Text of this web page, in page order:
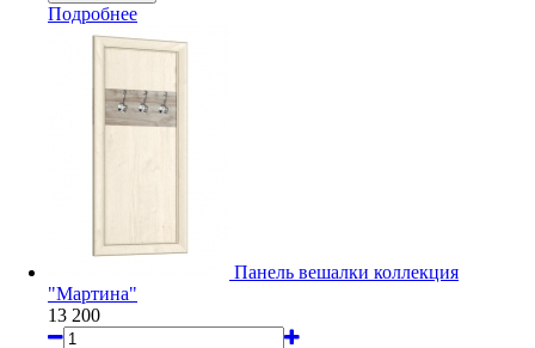
Подробнее
Панель вешалки коллекция
"Мартина"
13 200